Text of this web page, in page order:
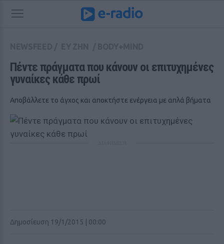
Πέντε πράγματα που κάνουν οι επιτυχημένες
γυναίκες κάθε πρωί
Αποβάλλετε το άγχος και αποκτήστε ενέργεια με απλά βήματα
Δημοσίευση 19/1/2015 | 00:00